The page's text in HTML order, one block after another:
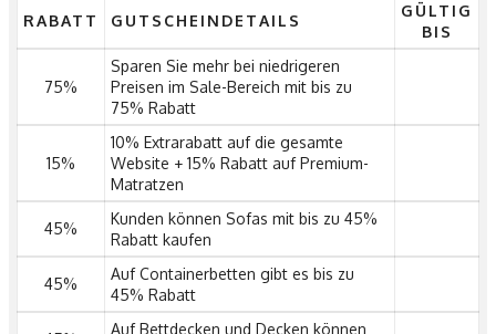
RABATT GUTSCHEINDETAILS
GÜLTIG
BIS
75%
Sparen Sie mehr bei niedrigeren
Preisen im Sale-Bereich mit bis zu
75% Rabatt
15%
10% Extrarabatt auf die gesamte
Website + 15% Rabatt auf Premium-
Matratzen
45%
Kunden können Sofas mit bis zu 45%
Rabatt kaufen
45%
Auf Containerbetten gibt es bis zu
45% Rabatt
Auf Bettdecken und Decken können